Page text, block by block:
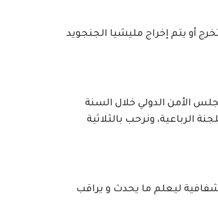
أو يتم إخراج مليشيا الجنجويد
الأمن الدولي خلال السنة
الرباعية، ونرحب بالثلاثية
ليعلم ما يحدث و يراقب